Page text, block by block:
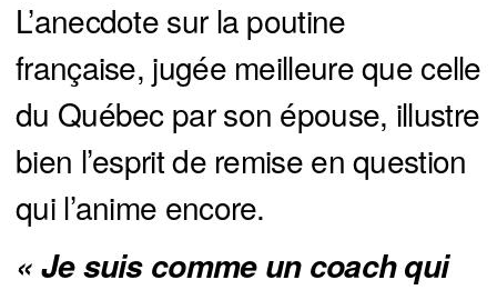
L’anecdote sur la poutine
française, jugée meilleure que celle
du Québec par son épouse, illustre
bien l’esprit de remise en question
qui l’anime encore.
« Je suis comme un coach qui